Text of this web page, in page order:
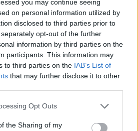
you may continue seeing
on personal information utilized by
disclosed to third parties prior to
opt-out of the further
information by third parties on the
participants. This information may
to third parties on the IAB’s List of
that may further disclose it to other
app uses one or more Google
usage behaviour. You may click to
Opt Outs
the Sharing of my
Δημοφιλή Σχολιασμένα
σε επιθέσεις των Χούθι στη
της Μπενφίκα στη Χαρτς και
offs του Europa League, δείτε τα